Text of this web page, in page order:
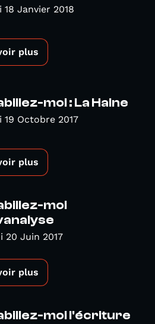
18 Janvier 2018
plus
moi : La Haine
19 Octobre 2017
plus
moi
20 Juin 2017
plus
moi l'écriture